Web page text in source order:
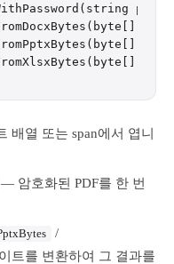
열 또는 span에서 엽니
— 암호화된 PDF를 한 번
/
트를 변환하여 그 결과를